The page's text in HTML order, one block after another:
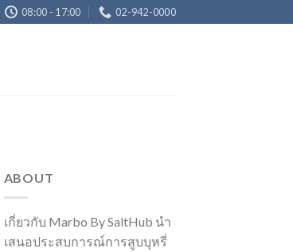
08:00 - 17:00 02-942-0000
ABOUT
เกี่ยวกับ Marbo By SaltHub นำ
เสนอประสบการณ์การสูบบุหรี่